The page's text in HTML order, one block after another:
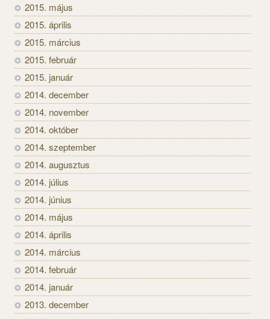
2015. május
2015. április
2015. március
2015. február
2015. január
2014. december
2014. november
2014. október
2014. szeptember
2014. augusztus
2014. július
2014. június
2014. május
2014. április
2014. március
2014. február
2014. január
2013. december